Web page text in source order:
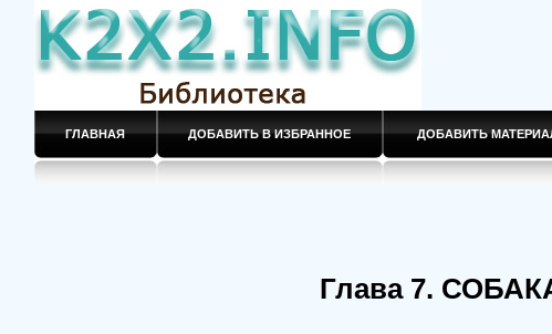
ГЛАВНАЯ ДОБАВИТЬ В ИЗБРАННОЕ ДОБАВИТЬ
Глава 7.